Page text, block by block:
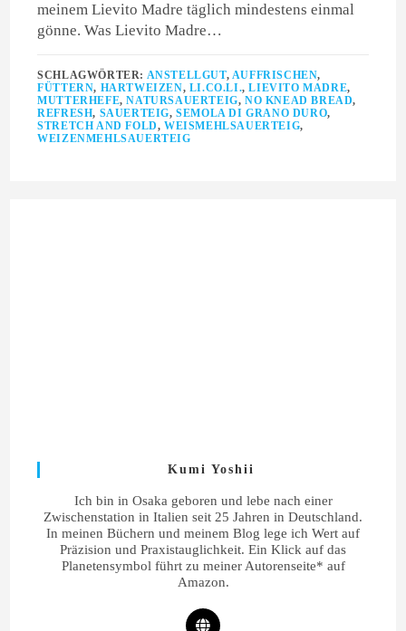
meinem Lievito Madre täglich mindestens einmal
gönne. Was Lievito Madre…
SCHLAGWÖRTER: ANSTELLGUT, AUFFRISCHEN,
FÜTTERN, HARTWEIZEN, LI.CO.LI.,LIEVITO MADRE,
MUTTERHEFE,NATURSAUERTEIG,NO KNEAD BREAD,
REFRESH, SAUERTEIG,SEMOLA DI GRANO DURO,
STRETCH AND FOLD,WEISMEHLSAUERTEIG,
WEIZENMEHLSAUERTEIG
Kumi Yoshii
Ich bin in Osaka geboren und lebe nach einer
Zwischenstation in Italien seit 25 Jahren in Deutschland.
In meinen Büchern und meinem Blog lege ich Wert auf
Präzision und Praxistauglichkeit. Ein Klick auf das
Planetensymbol führt zu meiner Autorenseite* auf
Amazon.